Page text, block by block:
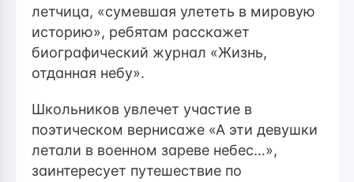
летчица, «сумевшая улететь в мировую
историю», ребятам расскажет
биографический журнал «Жизнь,
отданная небу».
Школьников увлечет участие в
поэтическом вернисаже «А эти девушки
летали в военном зареве небес…»,
заинтересует путешествие по